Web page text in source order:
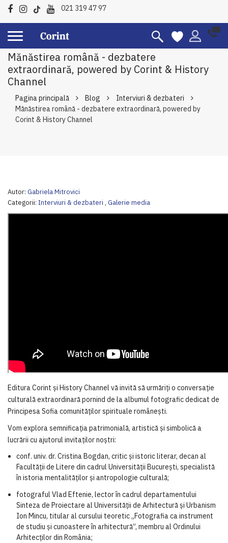
021 319 47 97
Mănăstirea română - dezbatere
extraordinară, powered by Corint & History
Channel
Pagina principală Blog
Interviuri & dezbateri
Mănăstirea română - dezbatere extraordinară, powered by
Corint & History Channel
Autor: Gabriela Mitrovici
Categorii: Interviuri & dezbateri , Galerie media
Editura Corint și History Channel vă invită să urmăriți o conversație
culturală extraordinară pornind de la albumul fotografic dedicat de
Principesa Sofia comunităților spirituale românești.
Vom explora semnificația patrimonială, artistică și simbolică a
lucrării cu ajutorul invitaților noștri:
conf. univ. dr. Cristina Bogdan, critic și istoric literar, decan al
Facultății de Litere din cadrul Universității București, specialistă
în istoria mentalităților și antropologie culturală;
fotograful Vlad Eftenie, lector în cadrul departamentului
Sinteza de Proiectare al Universității de Arhitectură și Urbanism
Ion Mincu, titular al cursului teoretic „Fotografia ca instrument
de studiu şi cunoastere în arhitectură”, membru al Ordinului
Arhitecților din România;